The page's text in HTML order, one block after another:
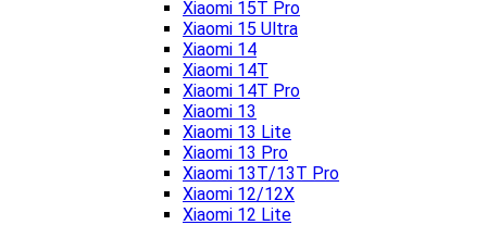
Xiaomi 15T Pro
Xiaomi 15 Ultra
Xiaomi 14
Xiaomi 14T
Xiaomi 14T Pro
Xiaomi 13
Xiaomi 13 Lite
Xiaomi 13 Pro
Xiaomi 13T/13T Pro
Xiaomi 12/12X
Xiaomi 12 Lite